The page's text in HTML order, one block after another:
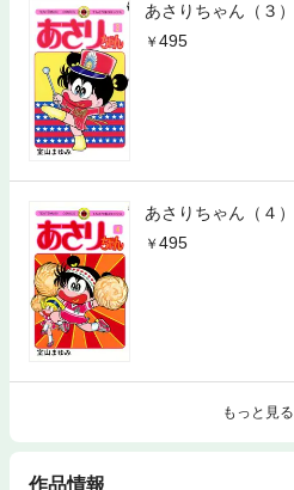
あさりちゃん（３）
495
あさりちゃん（４）
495
もっと見る
作品情報